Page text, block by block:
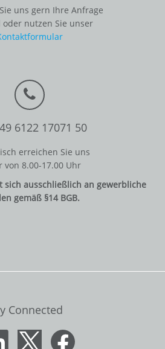
uns gern Ihre Anfrage
oder nutzen Sie unser
6122 17071 50
erreichen Sie uns
von 8.00-17.00 Uhr
sich ausschließlich an gewerbliche
gemäß §14 BGB.
Connected